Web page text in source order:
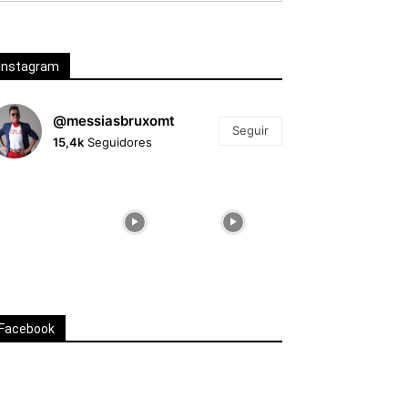
Instagram
@messiasbruxomt
15,4k Seguidores
Seguir
Facebook